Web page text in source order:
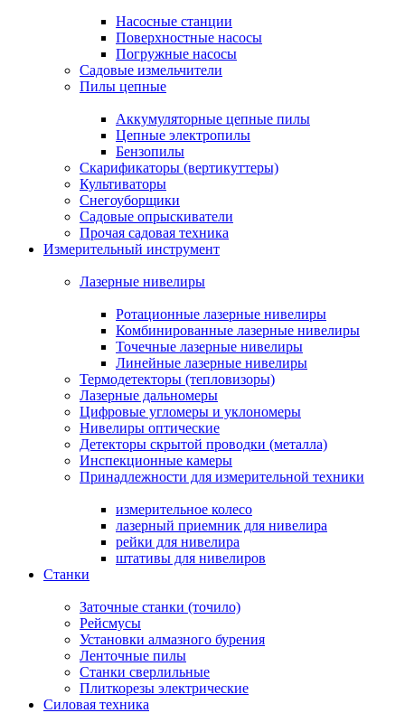
Насосные станции
Поверхностные насосы
Погружные насосы
Садовые измельчители
Пилы цепные
Аккумуляторные цепные пилы
Цепные электропилы
Бензопилы
Скарификаторы (вертикуттеры)
Культиваторы
Снегоуборщики
Садовые опрыскиватели
Прочая садовая техника
Измерительный инструмент
Лазерные нивелиры
Ротационные лазерные нивелиры
Комбинированные лазерные нивелиры
Точечные лазерные нивелиры
Линейные лазерные нивелиры
Термодетекторы (тепловизоры)
Лазерные дальномеры
Цифровые угломеры и уклономеры
Нивелиры оптические
Детекторы скрытой проводки (металла)
Инспекционные камеры
Принадлежности для измерительной техники
измерительное колесо
лазерный приемник для нивелира
рейки для нивелира
штативы для нивелиров
Станки
Заточные станки (точило)
Рейсмусы
Установки алмазного бурения
Ленточные пилы
Станки сверлильные
Плиткорезы электрические
Силовая техника